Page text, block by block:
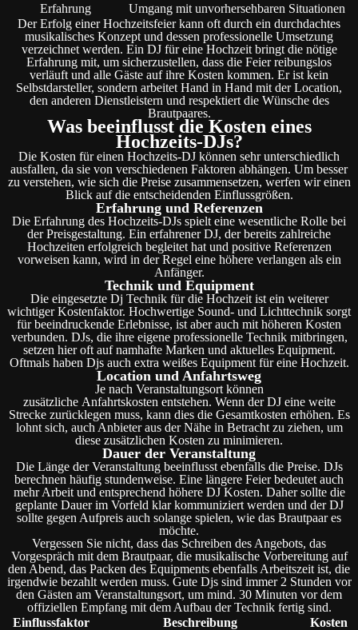
Erfahrung
Umgang mit unvorhersehbaren Situationen
Der Erfolg einer Hochzeitsfeier kann oft durch ein durchdachtes
musikalisches Konzept und dessen professionelle Umsetzung
verzeichnet werden. Ein DJ für eine Hochzeit bringt die nötige
Erfahrung mit, um sicherzustellen, dass die Feier reibungslos
verläuft und alle Gäste auf ihre Kosten kommen. Er ist kein
Selbstdarsteller, sondern arbeitet Hand in Hand mit der Location,
den anderen Dienstleistern und respektiert die Wünsche des
Brautpaares.
Was beeinflusst die Kosten eines
Hochzeits-DJs?
Die Kosten für einen Hochzeits-DJ können sehr unterschiedlich
ausfallen, da sie von verschiedenen Faktoren abhängen. Um besser
zu verstehen, wie sich die Preise zusammensetzen, werfen wir einen
Blick auf die entscheidenden Einflussgrößen.
Erfahrung und Referenzen
Die Erfahrung des Hochzeits-DJs spielt eine wesentliche Rolle bei
der Preisgestaltung. Ein erfahrener DJ, der bereits zahlreiche
Hochzeiten erfolgreich begleitet hat und positive Referenzen
vorweisen kann, wird in der Regel eine höhere verlangen als ein
Anfänger.
Technik und Equipment
Die eingesetzte Dj Technik für die Hochzeit ist ein weiterer
wichtiger Kostenfaktor. Hochwertige Sound- und Lichttechnik sorgt
für beeindruckende Erlebnisse, ist aber auch mit höheren Kosten
verbunden. DJs, die ihre eigene professionelle Technik mitbringen,
setzen hier oft auf namhafte Marken und aktuelles Equipment.
Oftmals haben Djs auch extra weißes Equipment für eine Hochzeit.
Location und Anfahrtsweg
Je nach Veranstaltungsort können
zusätzliche Anfahrtskosten entstehen. Wenn der DJ eine weite
Strecke zurücklegen muss, kann dies die Gesamtkosten erhöhen. Es
lohnt sich, auch Anbieter aus der Nähe in Betracht zu ziehen, um
diese zusätzlichen Kosten zu minimieren.
Dauer der Veranstaltung
Die Länge der Veranstaltung beeinflusst ebenfalls die Preise. DJs
berechnen häufig stundenweise. Eine längere Feier bedeutet auch
mehr Arbeit und entsprechend höhere DJ Kosten. Daher sollte die
geplante Dauer im Vorfeld klar kommuniziert werden und der DJ
sollte gegen Aufpreis auch solange spielen, wie das Brautpaar es
möchte.
Vergessen Sie nicht, dass das Schreiben des Angebots, das
Vorgespräch mit dem Brautpaar, die musikalische Vorbereitung auf
den Abend, das Packen des Equipments ebenfalls Arbeitszeit ist, die
irgendwie bezahlt werden muss. Gute Djs sind immer 2 Stunden vor
den Gästen am Veranstaltungsort, um mind. 30 Minuten vor dem
offiziellen Empfang mit dem Aufbau der Technik fertig sind.
Einflussfaktor
Beschreibung
Kosten